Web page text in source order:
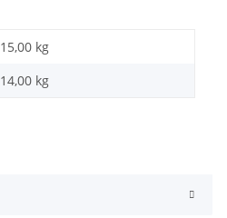
15,00 kg
14,00 kg